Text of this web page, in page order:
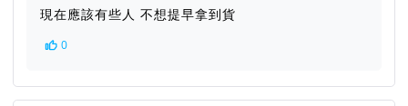
現在應該有些人 不想提早拿到貨
0